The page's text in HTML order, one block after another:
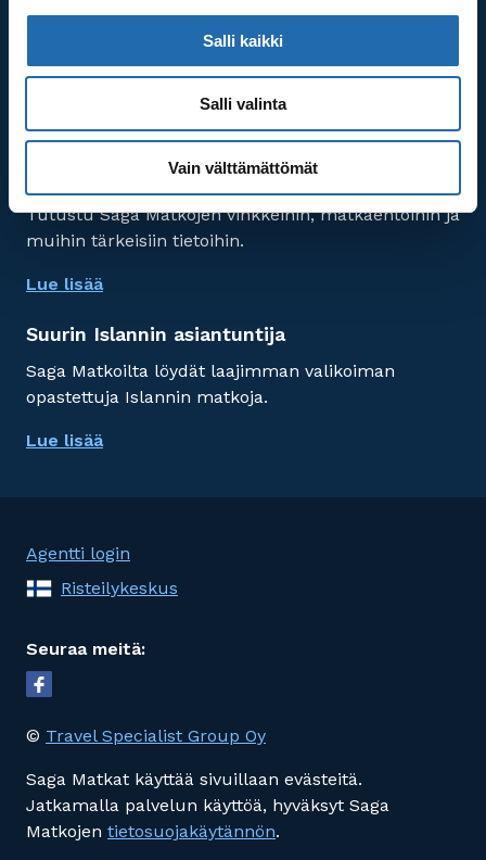
Salli kaikki
Salli valinta
Vain välttämättömät
100 % suomalainen matkanjärjestäjä
apunasi.
Lue lisää
Tutustu Saga Matkojen vinkkeihin, matkaehtoihin ja
muihin tärkeisiin tietoihin.
Lue lisää
Suurin Islannin asiantuntija
Saga Matkoilta löydät laajimman valikoiman
opastettuja Islannin matkoja.
Lue lisää
Agentti login
Risteilykeskus
Seuraa meitä:
© Travel Specialist Group Oy
Saga Matkat käyttää sivuillaan evästeitä.
Jatkamalla palvelun käyttöä, hyväksyt Saga
Matkojen tietosuojakäytännön.